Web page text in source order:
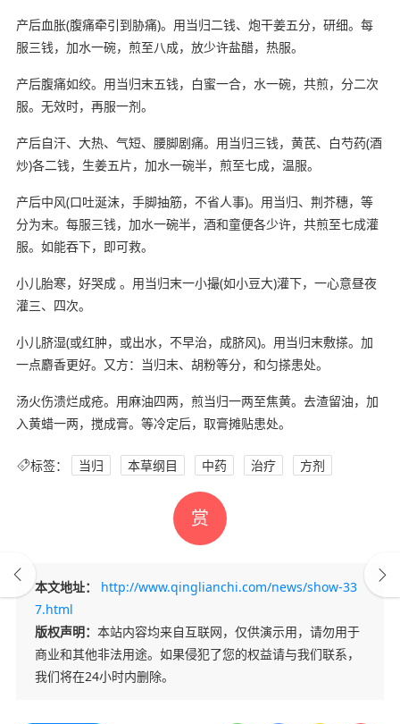
产后血胀(腹痛牵引到胁痛)。用当归二钱、炮干姜五分，研细。每
服三钱，加水一碗，煎至八成，放少许盐醋，热服。
产后腹痛如绞。用当归末五钱，白蜜一合，水一碗，共煎，分二次
服。无效时，再服一剂。
产后自汗、大热、气短、腰脚剧痛。用当归三钱，黄芪、白芍药(酒
炒)各二钱，生姜五片，加水一碗半，煎至七成，温服。
产后中风(口吐涎沫，手脚抽筋，不省人事)。用当归、荆芥穗，等
分为末。每服三钱，加水一碗半，酒和童便各少许，共煎至七成灌
服。如能吞下，即可救。
小儿胎寒，好哭成 。用当归末一小撮(如小豆大)灌下，一心意昼夜
灌三、四次。
小儿脐湿(或红肿，或出水，不早治，成脐风)。用当归末敷搽。加
一点麝香更好。又方：当归末、胡粉等分，和匀搽患处。
汤火伤溃烂成疮。用麻油四两，煎当归一两至焦黄。去渣留油，加
入黄蜡一两，搅成膏。等冷定后，取膏摊贴患处。
标签： 当归 本草纲目 中药 治疗 方剂
赏
本文地址：
http://www.qinglianchi.com/news/show-33
7.html
版权声明： 本站内容均来自互联网，仅供演示用，请勿用于
商业和其他非法用途。如果侵犯了您的权益请与我们联系，
我们将在24小时内删除。